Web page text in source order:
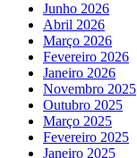
Junho 2026
Abril 2026
Março 2026
Fevereiro 2026
Janeiro 2026
Novembro 2025
Outubro 2025
Março 2025
Fevereiro 2025
Janeiro 2025